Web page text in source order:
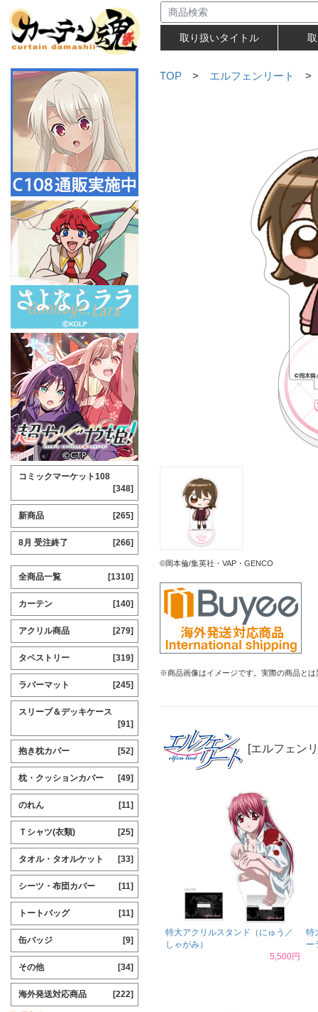
取り扱いタイトル
TOP > エルフェンリート >
©岡本倫/集英社・VAP・GENCO
※商品画像はイメージです。実際の商品と
[エルフェン
特大アクリルスタンド（にゅう／
しゃがみ）
5,500円
特
ー
コミックマーケット108
[348]
新商品 [265]
8月 受注終了 [266]
全商品一覧 [1310]
カーテン [140]
アクリル商品 [279]
タペストリー [319]
ラバーマット [245]
スリーブ＆デッキケース
[91]
抱き枕カバー [52]
枕・クッションカバー [49]
のれん [11]
Ｔシャツ(衣類) [25]
タオル・タオルケット [33]
シーツ・布団カバー [11]
トートバッグ [11]
缶バッジ [9]
その他 [34]
海外発送対応商品 [222]